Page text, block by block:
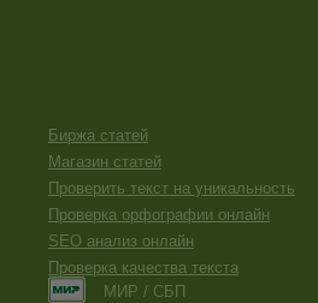
Биржа статей
Магазин статей
Проверить текст на уникальность
Проверка орфографии онлайн
SEO анализ онлайн
Проверка качества текста
МИР / СБП